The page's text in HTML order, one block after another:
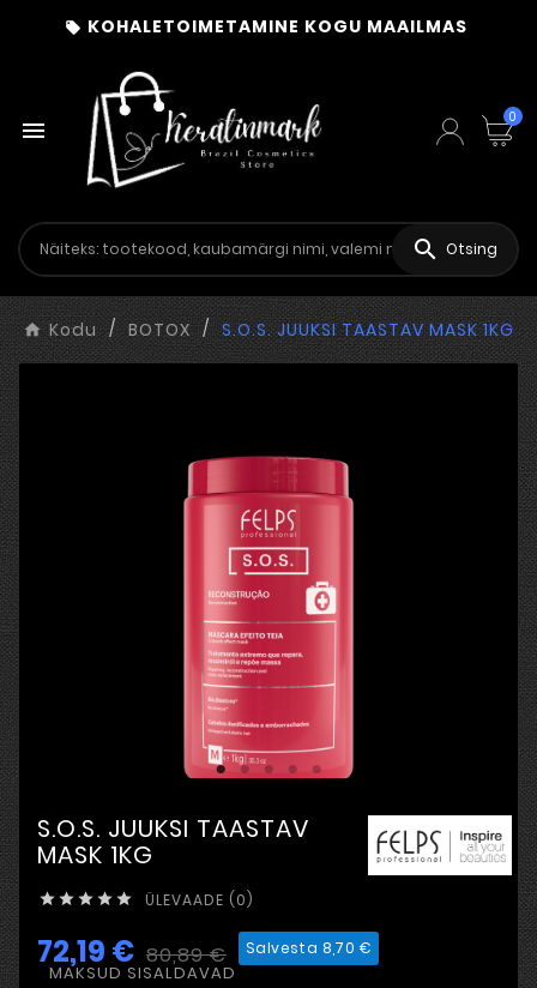
 KOHALETOIMETAMINE KOGU MAAILMAS
 0
 Otsing
Kodu BOTOX S.O.S. JUUKSI TAASTAV MASK 1KG
S.O.S. JUUKSI TAASTAV
MASK 1KG
     ÜLEVAADE (0)
72,19 € 80,89 € Salvesta 8,70 €
MAKSUD SISALDAVAD